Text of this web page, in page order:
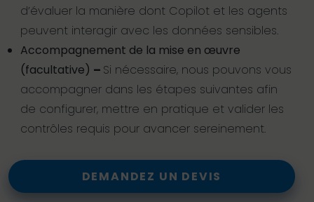
d’évaluer la manière dont Copilot et les agents
peuvent interagir avec les données sensibles.
Accompagnement de la mise en œuvre
(facultative) – Si nécessaire, nous pouvons vous
accompagner dans les étapes suivantes afin
de configurer, mettre en pratique et valider les
contrôles requis pour avancer sereinement.
DEMANDEZ UN DEVIS